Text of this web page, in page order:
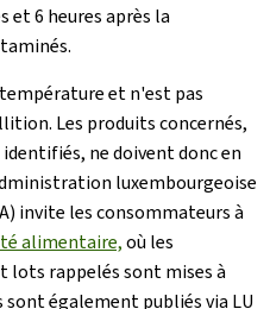
6 heures après la
et n'est pas
Les produits concernés,
ne doivent donc en
luxembourgeoise
invite les consommateurs à
alimentaire,où les
lots rappelés sont mises à
également publiés via LU